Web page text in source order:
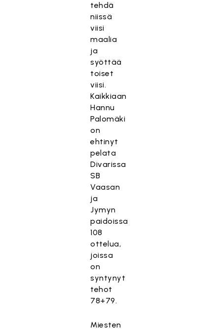
tehdä
niissä
viisi
maalia
ja
syöttää
toiset
viisi.
Kaikkiaan
Hannu
Palomäki
on
ehtinyt
pelata
Divarissa
SB
Vaasan
ja
Jymyn
paidoissa
108
ottelua,
joissa
on
syntynyt
tehot
78+79.
Miesten